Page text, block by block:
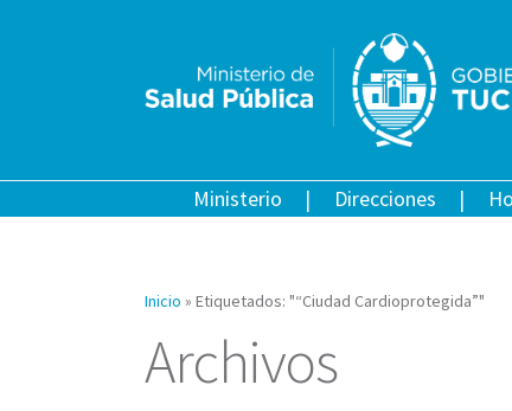
Ministerio Direcciones
Inicio » Etiquetados: "“Ciudad Cardioprotegida”"
Archivos